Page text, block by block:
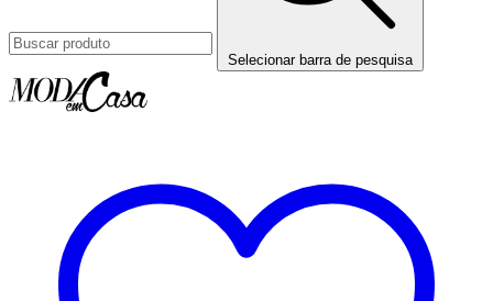
Selecionar barra de pesquisa